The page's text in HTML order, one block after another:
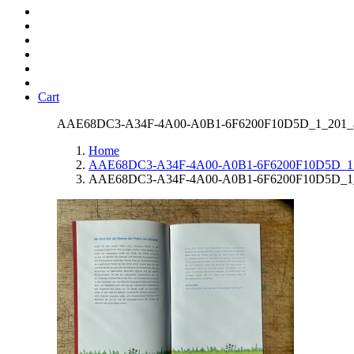
Cart
AAE68DC3-A34F-4A00-A0B1-
Home
AAE68DC3-A34F-4A00-A0B1-
AAE68DC3-A34F-4A00-A0B1-